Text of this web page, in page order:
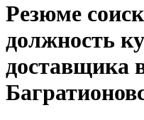
Резюме
должность
доставщика